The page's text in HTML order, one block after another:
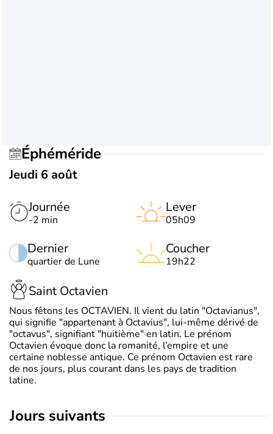
Éphéméride
Jeudi 6 août
Journée
-2 min
Dernier
quartier de Lune
Lever
05h09
Coucher
19h22
Saint Octavien
Nous fêtons les OCTAVIEN. Il vient du latin "Octavianus",
qui signifie "appartenant à Octavius", lui-même dérivé de
"octavus", signifiant "huitième" en latin. Le prénom
Octavien évoque donc la romanité, l’empire et une
certaine noblesse antique. Ce prénom Octavien est rare
de nos jours, plus courant dans les pays de tradition
latine.
jours suivants